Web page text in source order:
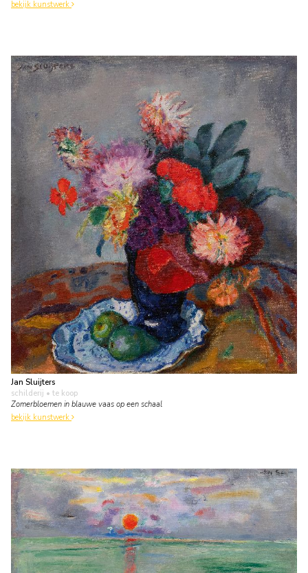
bekijk kunstwerk
Jan Sluijters
schilderij • te koop
Zomerbloemen in blauwe vaas op een schaal
bekijk kunstwerk